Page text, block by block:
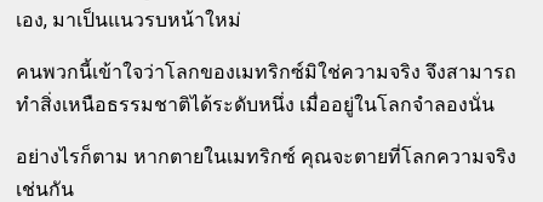
เอง, มาเป็นแนวรบหน้าใหม่
คนพวกนี้เข้าใจว่าโลกของเมทริกซ์มิใช่ความจริง จึงสามารถ
ทำสิ่งเหนือธรรมชาติได้ระดับหนึ่ง เมื่ออยู่ในโลกจำลองนั่น
อย่างไรก็ตาม หากตายในเมทริกซ์ คุณจะตายที่โลกความจริง
เช่นกัน